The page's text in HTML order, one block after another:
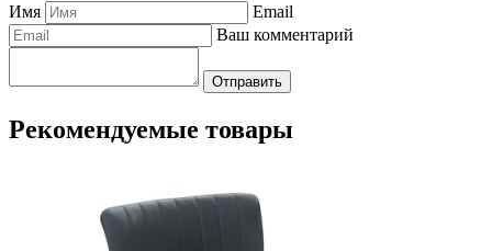
Имя
Email
Ваш комментарий
Отправить
Рекомендуемые товары